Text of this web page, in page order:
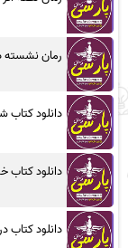
رمان نشسته
دانلود کتاب
دانلود کتاب
دانلود کتاب